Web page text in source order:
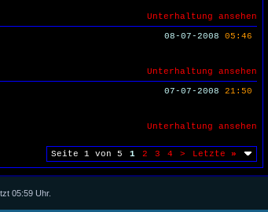
Unterhaltung ansehen
08-07-2008 05:46
Unterhaltung ansehen
07-07-2008 21:50
Unterhaltung ansehen
Seite 1 von 5 1 2 3 4 > Letzte »
05:59 Uhr.